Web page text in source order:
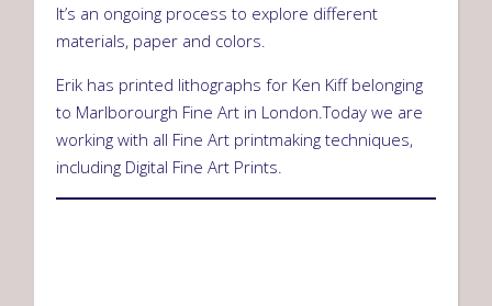
It’s an ongoing process to explore different
materials, paper and colors.
Erik has printed lithographs for Ken Kiff belonging
to Marlborourgh Fine Art in London.Today we are
working with all Fine Art printmaking techniques,
including Digital Fine Art Prints.